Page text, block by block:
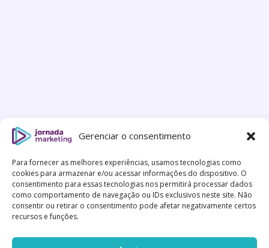
Gerenciar o consentimento
Para fornecer as melhores experiências, usamos tecnologias como
cookies para armazenar e/ou acessar informações do dispositivo. O
consentimento para essas tecnologias nos permitirá processar dados
como comportamento de navegação ou IDs exclusivos neste site. Não
consentir ou retirar o consentimento pode afetar negativamente certos
recursos e funções.